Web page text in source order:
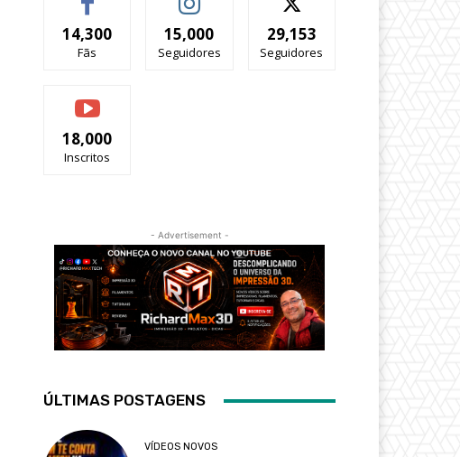
14,300
Fãs
15,000
Seguidores
29,153
Seguidores
18,000
Inscritos
- Advertisement -
ÚLTIMAS POSTAGENS
VÍDEOS NOVOS